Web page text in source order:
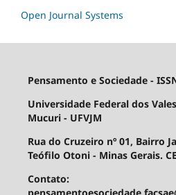
Open Journal Systems
Pensamento e Sociedade -
Universidade Federal dos
Mucuri - UFVJM
Rua do Cruzeiro nº 01, Bairro
Teófilo Otoni - Minas Gerais.
Contato: